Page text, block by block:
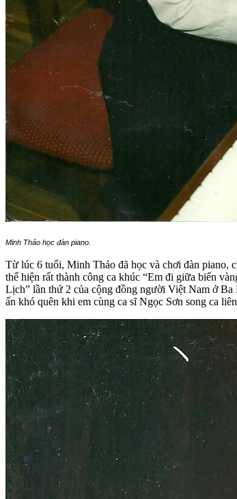
Minh Thảo học đàn piano.
Từ lúc 6 tuổi, Minh Thảo đã học và chơi đàn piano,
thể hiện rất thành công ca khúc “Em đi giữa biển
Lịch” lần thứ 2 của cộng đồng người Việt Nam ở
ấn khó quên khi em cùng ca sĩ Ngọc Sơn song ca